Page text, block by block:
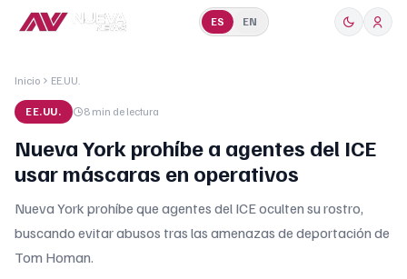
ES EN
Inicio EE.UU.
EE.UU. 8 min de lectura
Nueva York prohíbe a agentes del ICE
usar máscaras en operativos
Nueva York prohíbe que agentes del ICE oculten su rostro,
buscando evitar abusos tras las amenazas de deportación de
Tom Homan.